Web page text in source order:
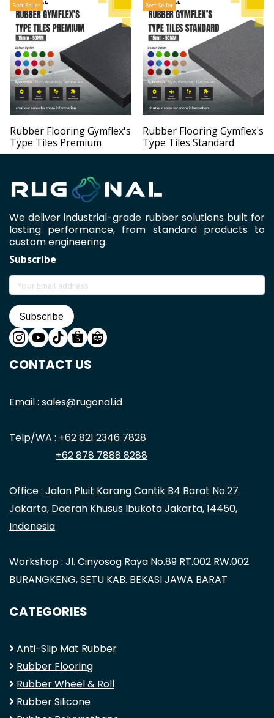
Best Seller
Rubber Flooring Gymflex's
Type Tiles Premium
Best Seller
Rubber Flooring Gymflex's
Type Tiles Standard
We deliver industrial-grade rubber solutions built for
lasting performance, from standard products to
custom engineering.
Subscribe
Subscribe
CONTACT US
Email : sales@rugonal.id
Telp/WA : +62 821 2346 7828
+62 878 7888 8288
Office : Jalan Pluit Karang Cantik B4 Barat No.27
Jakarta, Daerah Khusus Ibukota Jakarta, 14450,
Indonesia
Workshop : Jl. Cinyosog Raya No.89 RT.002 RW.002
BURANGKENG, SETU KAB. BEKASI JAWA BARAT
CATEGORIES
Anti-Slip Mat Rubber
Rubber Flooring
Rubber Wheel & Roll
Rubber Silicone